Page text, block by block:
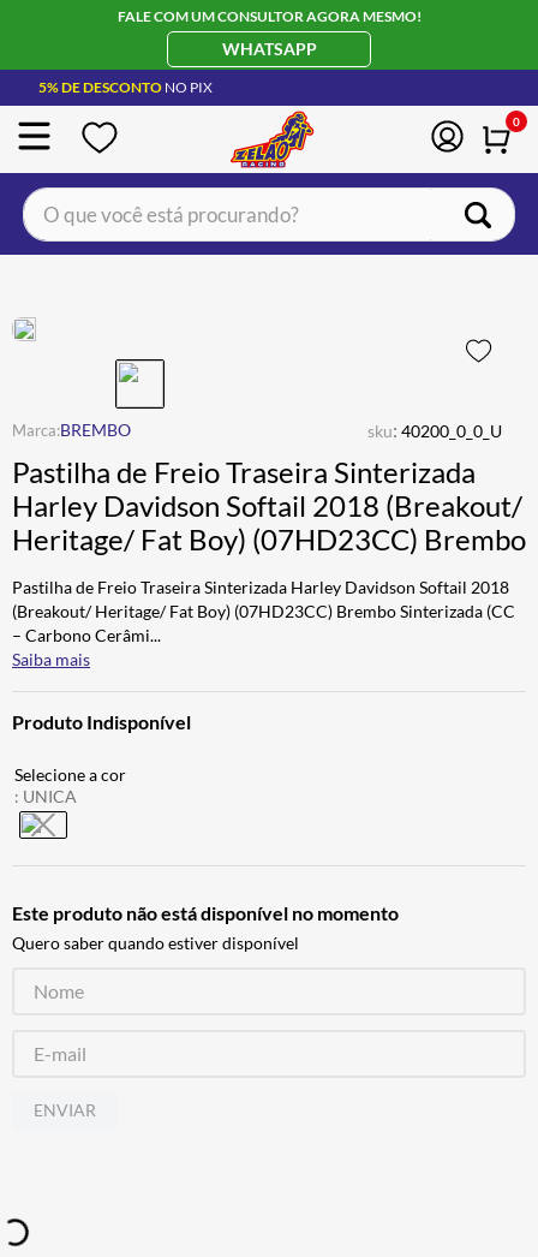
FALE COM UM CONSULTOR AGORA MESMO!
WHATSAPP
5% DE DESCONTO NO PIX
0
O que você está procurando?
BREMBO sku: 40200_0_0_U
Pastilha de Freio Traseira Sinterizada
Harley Davidson Softail 2018 (Breakout/
Heritage/ Fat Boy) (07HD23CC) Brembo
Pastilha de Freio Traseira Sinterizada Harley Davidson Softail 2018
(Breakout/ Heritage/ Fat Boy) (07HD23CC) Brembo Sinterizada (CC
– Carbono Cerâmi...
Saiba mais
Produto Indisponível
: UNICA
Este produto não está disponível no momento
Quero saber quando estiver disponível
ENVIAR
JAQUETA
4º ÓCULOS SOLAR
5º LUVA
6 º ALPINESTAR
7 BAU
8º CALÇA
9º AIROH